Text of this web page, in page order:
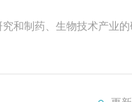
和制药、生物技术产业